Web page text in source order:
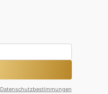
Datenschutzbestimmungen